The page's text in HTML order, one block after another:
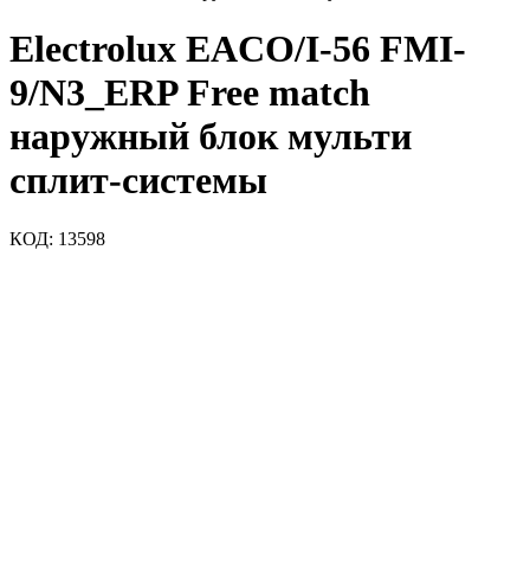
Electrolux EACO/I-56 FMI-
9/N3_ERP Free match
наружный блок мульти
сплит-системы
КОД: 13598